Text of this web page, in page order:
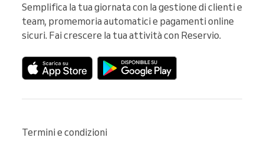
Semplifica la tua giornata con la gestione di clienti e
team, promemoria automatici e pagamenti online
sicuri. Fai crescere la tua attività con Reservio.
Termini e condizioni